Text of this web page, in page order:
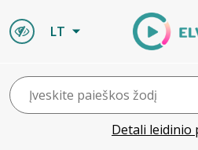
LT
Detali leidinio